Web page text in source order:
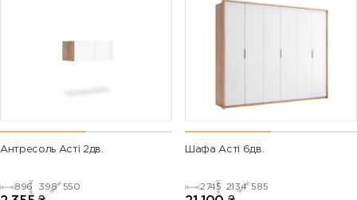
Антресоль Асті 2дв.
896 398 550
Шафа Асті 6дв.
2745 2134 585